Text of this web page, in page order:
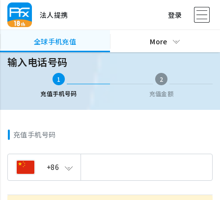
法人提携 登录
全球手机充值 More
全球手机充值 输入电话号码
输入电话号码
1
充值手机号码
2
充值金额
充值手机号码
+86